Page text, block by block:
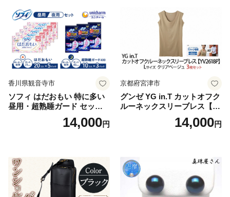
香川県観音寺市
ソフィ はだおもい 特に多い
昼用・超熟睡ガード セット
羽付き ナプキン 生理用品 サ
ニタリー ユニ・チャーム
14,000円
京都府宮津市
グンゼ YG in.T カットオフク
ルーネックスリーブレス【Y
V2618P】Lサイズ クリアベ
ージュ3枚セット [№5716-04
14,000円